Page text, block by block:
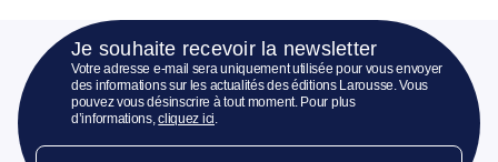
Je souhaite recevoir la newsletter
Votre adresse e-mail sera uniquement utilisée pour vous envoyer
des informations sur les actualités des éditions Larousse. Vous
pouvez vous désinscrire à tout moment. Pour plus
d’informations,cliquez ici.